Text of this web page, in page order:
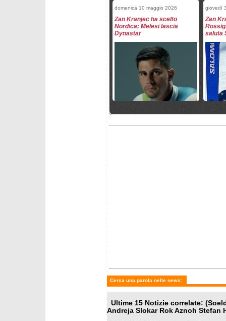
domenica 10 maggio 2026
Zan Kranjec ha scelto
Nordica; Melesi lascia
Dynastar
giovedì
Zan
saluta
torna in gigante
Gora
Cerca una parola nelle news:
Ultime 15 Notizie correlate:
Andreja Slokar Rok Aznoh Stefan